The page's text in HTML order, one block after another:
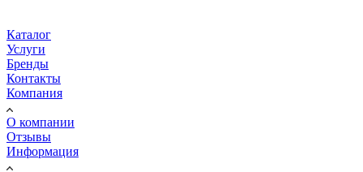
Каталог
Услуги
Бренды
Контакты
Компания
О компании
Отзывы
Информация